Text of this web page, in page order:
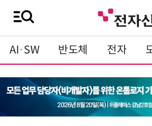
AI·SW 반도체 전자